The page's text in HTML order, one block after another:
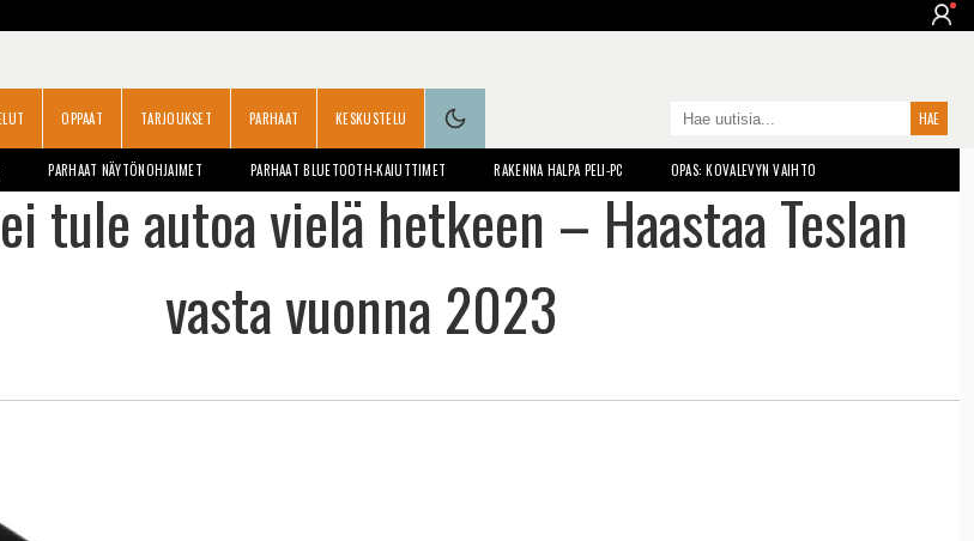
OPPAAT TARJOUKSET PARHAAT KESKUSTELU
PARHAAT NÄYTÖNOHJAIMET PARHAAT BLUETOOTH-KAIUTTIMET RAKENNA HALPA PELI-PC OPAS: KOVALEVYN VAIHTO
tule autoa vielä hetkeen – Haastaa Teslan
vasta vuonna 2023